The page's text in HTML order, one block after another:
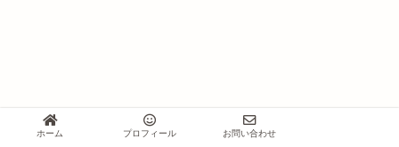
ホーム プロフィール お問い合わせ